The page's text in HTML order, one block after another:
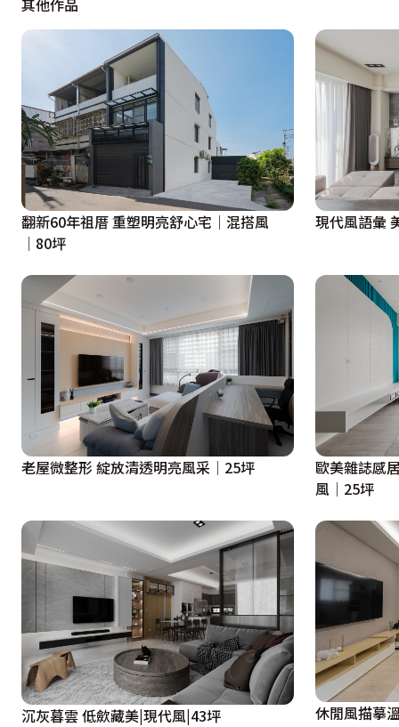
為兼顧空間開闊性和機能性，在沙發後方利用司曼特塗料
燈，便於屋主擺放公仔收藏和書籍，而藍色和木頭色調，
主臥空間
進入主臥房，延續整體空間的設計語彙，現代簡約中揉入
圍。上方天花設計輔以間接光源，巧妙修飾大樑，而開放
翻新60年祖厝 重塑明亮舒心宅│混搭風
│80坪
現代風語彙
老屋微整形 綻放清透明亮風采│25坪
歐美雜誌感
風│25坪
沉灰暮雲 低歛藏美|現代風|43坪 休閒風描摹